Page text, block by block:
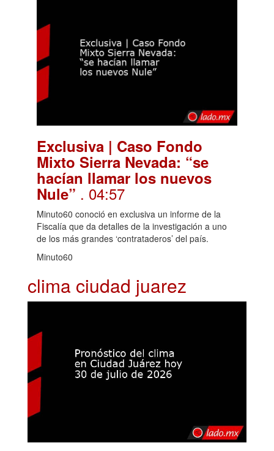
Exclusiva | Caso Fondo
Mixto Sierra Nevada: “se
hacían llamar los nuevos
Nule” . 04:57
Minuto60 conoció en exclusiva un informe de la
Fiscalía que da detalles de la investigación a uno
de los más grandes ‘contrataderos’ del país.
Minuto60
clima ciudad juarez